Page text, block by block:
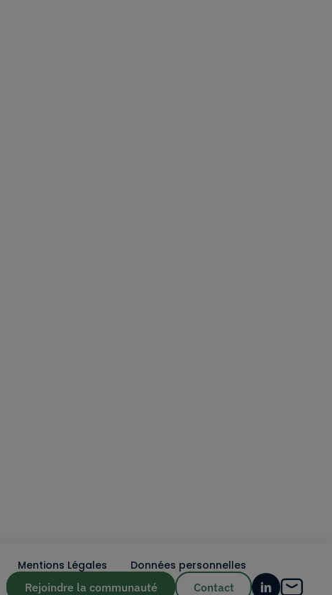
Mentions Légales
Données personnelles
Rejoindre la communauté
Contact